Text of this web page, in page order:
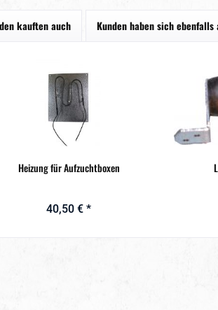
kauften auch Kunden haben sich ebenfalls
Heizung für Aufzuchtboxen
40,50 € *